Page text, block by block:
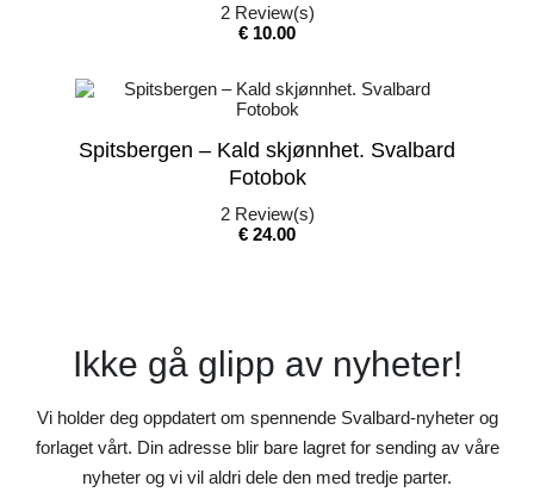
2Review(s)
Pris
€ 10.00
Spitsbergen – Kald skjønnhet. Svalbard
Fotobok
2Review(s)
Pris
€ 24.00
Ikke gå glipp av nyheter!
Vi holder deg oppdatert om spennende Svalbard-nyheter og
forlaget vårt. Din adresse blir bare lagret for sending av våre
nyheter og vi vil aldri dele den med tredje parter.